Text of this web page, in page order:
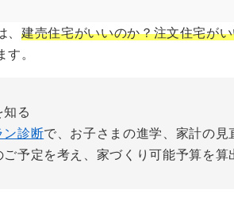
、建売住宅がいいのか？注文住宅が
。
る
ン診断で、お子さまの進学、家計の
予定を考え、家づくり可能予算を算